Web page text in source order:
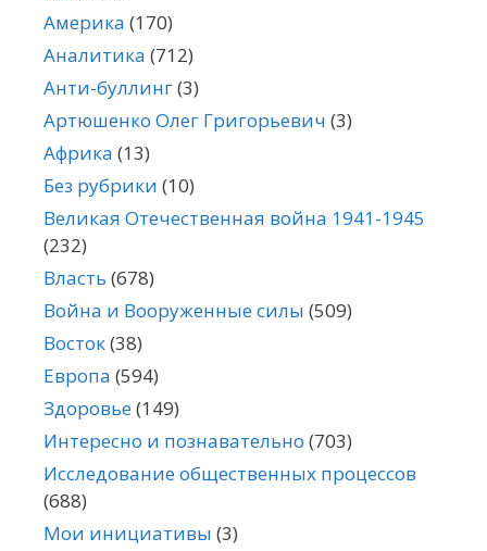
Америка (170)
Аналитика (712)
Анти-буллинг(3)
Артюшенко Олег Григорьевич (3)
Африка (13)
Без рубрики (10)
Великая Отечественная война 1941-1945
(232)
Власть (678)
Война и Вооруженные силы (509)
Восток(38)
Европа (594)
Здоровье(149)
Интересно и познавательно (703)
Исследование общественных процессов
(688)
Мои инициативы (3)